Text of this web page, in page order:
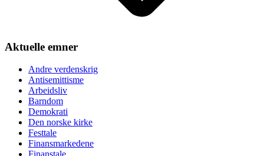
Aktuelle emner
Andre verdenskrig
Antisemittisme
Arbeidsliv
Barndom
Demokrati
Den norske kirke
Festtale
Finansmarkedene